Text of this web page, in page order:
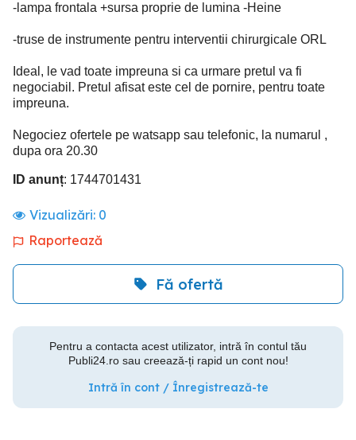
-lampa frontala +sursa proprie de lumina -Heine
-truse de instrumente pentru interventii chirurgicale ORL
Ideal, le vad toate impreuna si ca urmare pretul va fi
negociabil. Pretul afisat este cel de pornire, pentru toate
impreuna.
Negociez ofertele pe watsapp sau telefonic, la numarul ,
dupa ora 20.30
ID anunț: 1744701431
Vizualizări: 0
Raportează
Fă ofertă
Pentru a contacta acest utilizator, intră în contul tău
Publi24.ro sau creează-ți rapid un cont nou!
Intră în cont / Înregistrează-te